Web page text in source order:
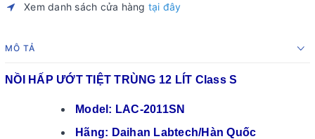
Xem danh sách cửa hàng tại đây
MÔ TẢ
NỒI HẤP ƯỚT TIỆT TRÙNG 12 LÍT Class S
Model: LAC-2011SN
Hãng: Daihan Labtech/Hàn Quốc